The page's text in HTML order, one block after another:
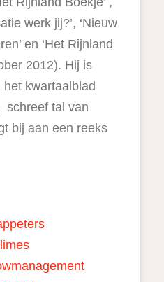
werk jij?’, ‘Nieuw
en ‘Het Rijnland
2012). Hij is
kwartaalblad
schreef tal van
bij aan een reeks